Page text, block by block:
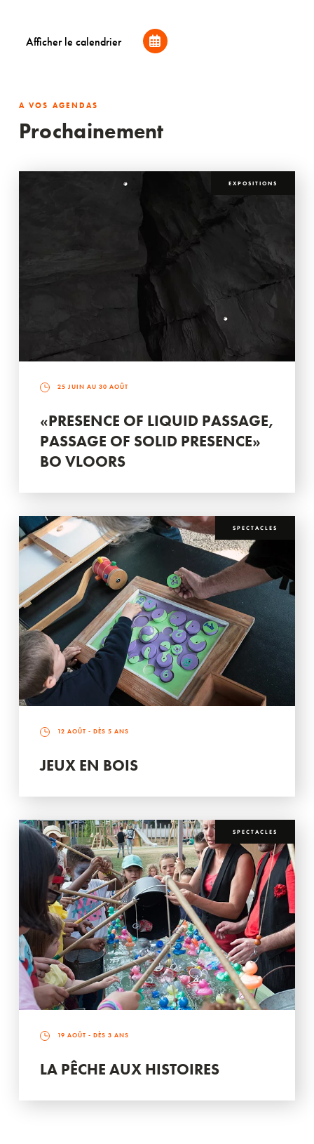
Afficher le calendrier
A VOS AGENDAS
Prochainement
EXPOSITIONS
25 JUIN AU 30 AOÛT
«PRESENCE OF LIQUID PASSAGE,
PASSAGE OF SOLID PRESENCE»
BO VLOORS
SPECTACLES
12 AOÛT - DÈS 5 ANS
JEUX EN BOIS
SPECTACLES
19 AOÛT - DÈS 3 ANS
LA PÊCHE AUX HISTOIRES